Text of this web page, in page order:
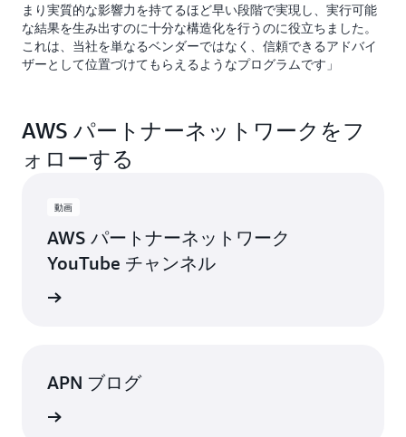
まり実質的な影響力を持てるほど早い段階で実現し、実行可能
な結果を生み出すのに十分な構造化を行うのに役立ちました。
これは、当社を単なるベンダーではなく、信頼できるアドバイ
ザーとして位置づけてもらえるようなプログラムです」
AWS パートナーネットワークをフ
ォローする
動画
AWS パートナーネットワーク
YouTube チャンネル
APN ブログ